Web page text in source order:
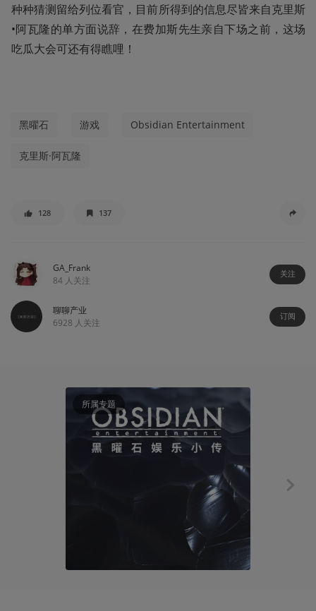
种种猜测留给列位看官，目前所得到的信息尽皆来自克里斯
•阿瓦隆的单方面说辞，在费加斯先生亲自下场之前，这场
吃瓜大会可还有得瞧哩！
黑曜石 游戏 Obsidian Entertainment
克里斯·阿瓦隆
128 137
GA_Frank
84 人关注
关注
聊聊产业
6928 人关注
订阅
所属专题
有感而发